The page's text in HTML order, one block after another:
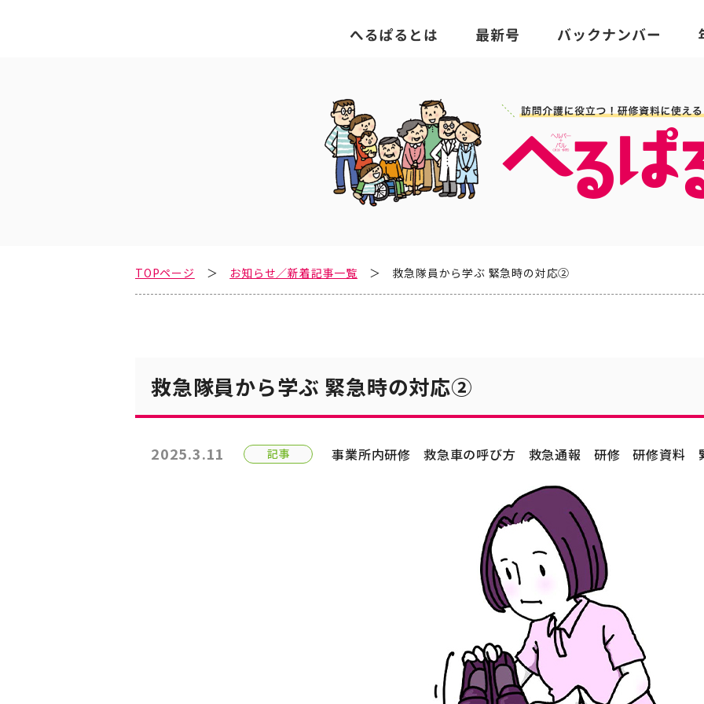
TOPページ お知らせ／新着記事一覧 救急隊員から学ぶ 緊急時の対応②
救急隊員から学ぶ 緊急時の対応②
2025.3.11 記事 事業所内研修 救急車の呼び方 救急通報 研修 研修資料